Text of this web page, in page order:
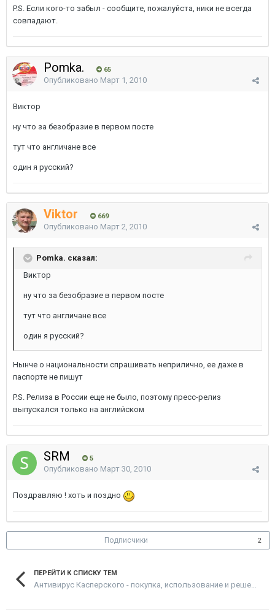
P.S. Если кого-то забыл - сообщите, пожалуйста, ники не всегда
совпадают.
Pomka. 65
Опубликовано Март 1, 2010
Виктор
ну что за безобразие в первом посте
тут что англичане все
один я русский?
Viktor 669
Опубликовано Март 2, 2010
Pomka. сказал:
Виктор
ну что за безобразие в первом посте
тут что англичане все
один я русский?
Нынче о национальности спрашивать неприлично, ее даже в
паспорте не пишут
P.S. Релиза в России еще не было, поэтому пресс-релиз
выпускался только на английском
SRM 5
Опубликовано Март 30, 2010
Поздравляю ! хоть и поздно
Подписчики 2
ПЕРЕЙТИ К СПИСКУ ТЕМ